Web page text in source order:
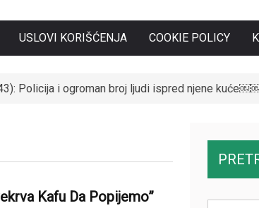
USLOVI KORIŠĆENJA COOKIE POLICY
GROFA I NAPUSTILA SRBIJU: Čekajte da vidite
Kafu Da Popijemo”